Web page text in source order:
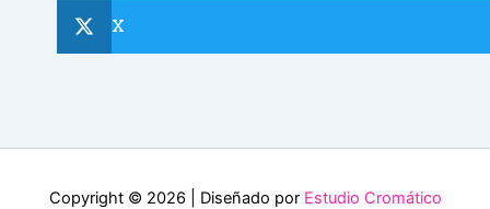
X
Copyright © 2026 | Diseñado por Estudio Cromático